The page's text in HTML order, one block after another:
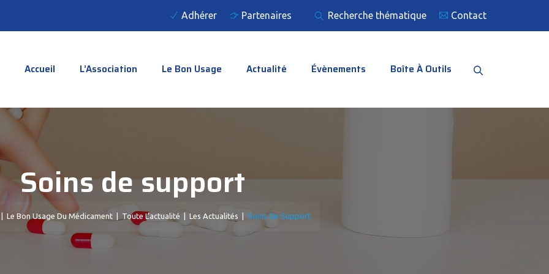
Adhérer Partenaires Recherche thématique Contact
Accueil L’Association Le Bon Usage Actualité Évènements Boîte À Outils
Soins de support
Le Bon Usage Du Médicament| Toute L’actualité Les Actualités Soins De Support